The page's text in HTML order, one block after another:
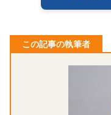
この記事の執筆者